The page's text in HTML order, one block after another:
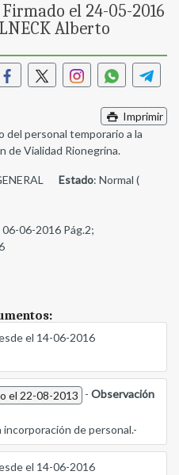
el 24-05-2016
Alberto
Imprimir
del personal temporario a la
de Vialidad Rionegrina.
Estado: Normal (
06-2016 Pág.2;
el 14-06-2016
el 22-08-2013 - Observación
de personal.-
el 14-06-2016